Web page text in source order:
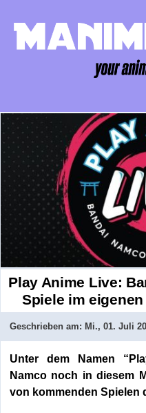
Play Anime Live:
Spiele im
Geschrieben am: Mi., 01. Juli
Unter dem Namen
Namco noch in diesem
von kommenden Spielen